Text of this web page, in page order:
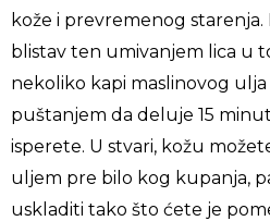
kože i prevremenog
blistav ten umivanjem lica u
nekoliko kapi maslinovog ulja
puštanjem da deluje 15
isperete. U stvari, kožu
uljem pre bilo kog kupanja,
uskladiti tako što ćete je